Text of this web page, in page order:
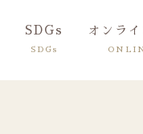
SDGs
SDGs
オンラ